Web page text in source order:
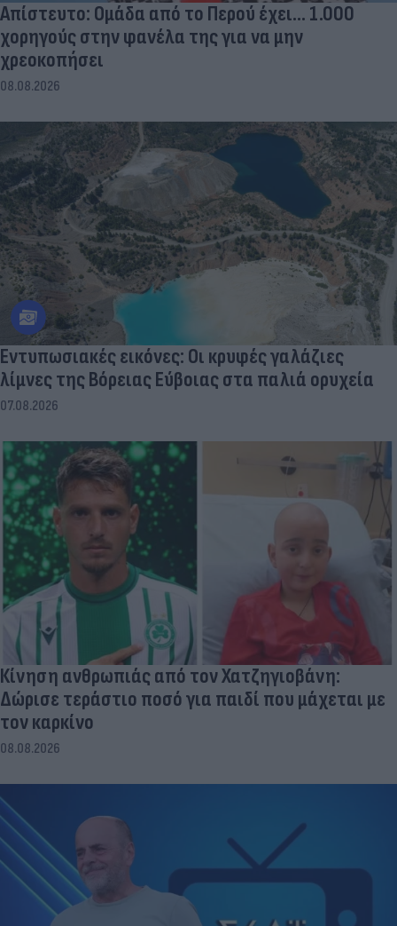
Απίστευτο: Ομάδα από το Περού έχει... 1.000
χορηγούς στην φανέλα της για να μην
χρεοκοπήσει
08.08.2026
Εντυπωσιακές εικόνες: Οι κρυφές γαλάζιες
λίμνες της Βόρειας Εύβοιας στα παλιά ορυχεία
07.08.2026
Κίνηση ανθρωπιάς από τον Χατζηγιοβάνη:
Δώρισε τεράστιο ποσό για παιδί που μάχεται με
τον καρκίνο
08.08.2026